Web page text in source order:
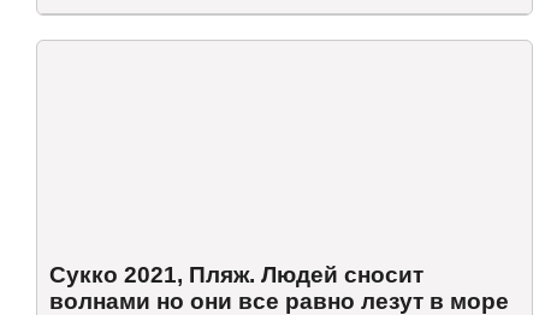
Сукко 2021, Пляж. Людей сносит
волнами но они все равно лезут в море